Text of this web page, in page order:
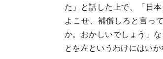
た」と話した上で、「日
よこせ、補償しろと言っ
か。おかしいでしょう」
とを左というわけにはいか